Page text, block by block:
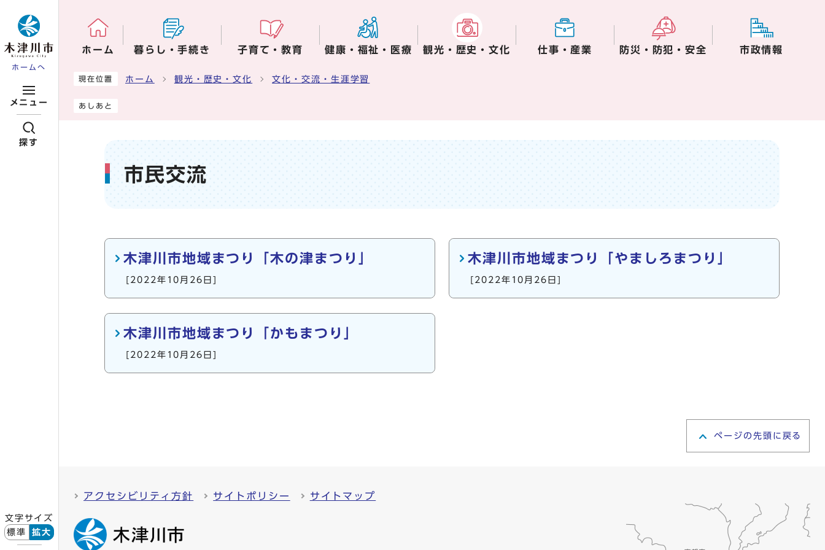
ホームへ
メニュー
探す
文字サイズ
標準
拡大
ホーム 暮らし・手続き 子育て・教育 健康・福祉・医療 観光・歴史・文化 仕事・産業 防災・防犯・安全 市政情報
ここから本文です
現在位置 ホーム 観光・歴史・文化 文化・交流・生涯学習
あしあと
市民交流
メインメニュー
木津川市地域まつり「木の津まつり」
[2022年10月26日]
木津川市地域まつり「やましろまつり」
[2022年10月26日]
木津川市地域まつり「かもまつり」
[2022年10月26日]
ページの先頭に戻る
アクセシビリティ方針 サイトポリシー サイトマップ